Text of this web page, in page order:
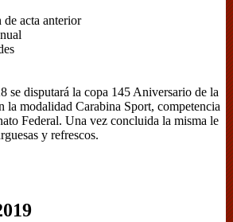
acta anterior
se disputará la copa 145 Aniversario de la
la modalidad Carabina Sport, competencia
Federal. Una vez concluida la misma le
y refrescos.